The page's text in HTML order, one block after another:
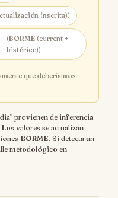
inscrita))
(BORME (current +
histórico))
que deberíamos
provienen de inferencia
valores se actualizan
BORME. Si detecta un
metodológico en